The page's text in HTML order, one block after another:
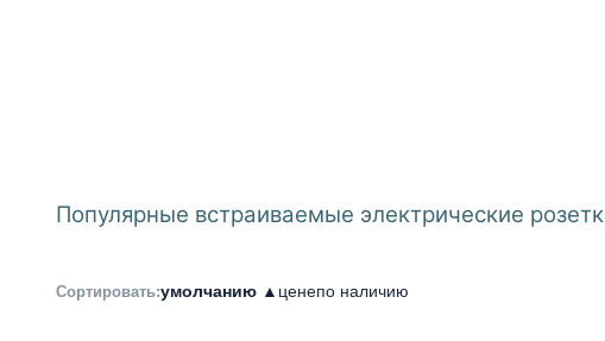
Популярные встраиваемые электрические
Сортировать:умолчанию ▲ ценепо наличию